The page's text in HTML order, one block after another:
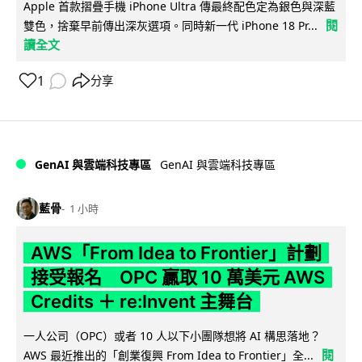
Apple 首款摺疊手機 iPhone Ultra 傳最終配色定為銀色與深藍
雙色，捨棄早前傳出深灰選項。同時新一代 iPhone 18 Pr...
閱
讀全文
1 分享
GenAI 與雲端科技專區 GenAI 與雲端科技專區
藍骨 1 小時
AWS「From Idea to Frontier」計劃
接受報名 OPC 贏取 10 萬美元 AWS
Credits ＋ re:Invent 主舞台
一人公司（OPC）或者 10 人以下小團隊想將 AI 構思落地？
AWS 最近推出的「創業復興 From Idea to Frontier」全...
閱